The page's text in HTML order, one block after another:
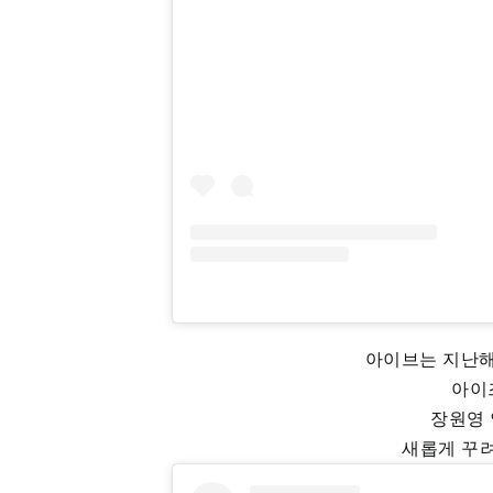
아이브는 지난
아이
장원영
새롭게 꾸